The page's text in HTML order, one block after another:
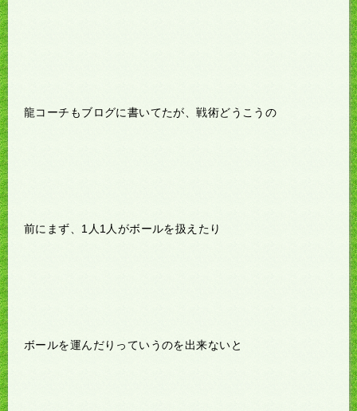
龍コーチもブログに書いてたが、戦術どうこうの
前にまず、1人1人がボールを扱えたり
ボールを運んだりっていうのを出来ないと